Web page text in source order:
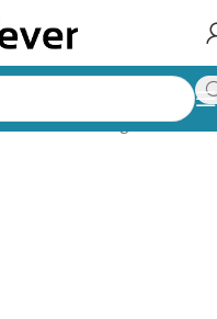
Lauatennis Võrgud Tibhar